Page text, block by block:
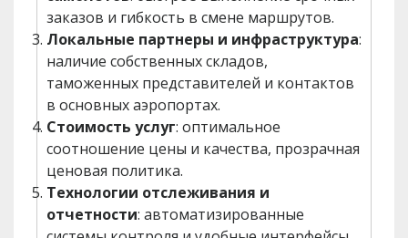
заказов и гибкость в смене маршрутов.
Локальные партнеры и инфраструктура:
наличие собственных складов,
таможенных представителей и контактов
в основных аэропортах.
Стоимость услуг: оптимальное
соотношение цены и качества, прозрачная
ценовая политика.
Технологии отслеживания и
отчетности: автоматизированные